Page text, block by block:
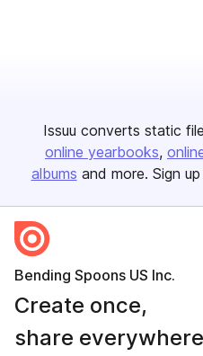
Issuu converts static
online yearbooks
albums and more. Sign
Bending Spoons US Inc.
Create once,
share